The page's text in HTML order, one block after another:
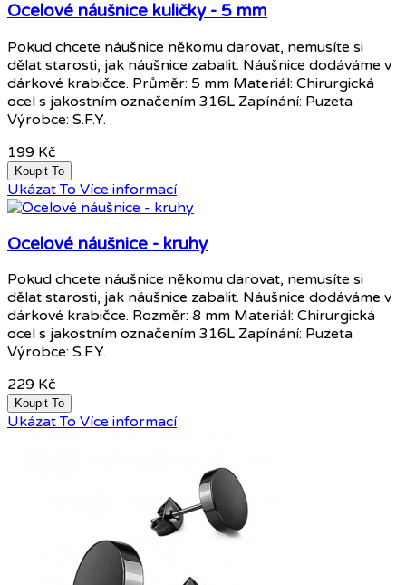
Ocelové náušnice kuličky - 5 mm
Pokud chcete náušnice někomu darovat, nemusíte si
dělat starosti, jak náušnice zabalit. Náušnice dodáváme v
dárkové krabičce. Průměr: 5 mm Materiál: Chirurgická
ocel s jakostním označením 316L Zapínání: Puzeta
Výrobce: S.F.Y.
199 Kč
Koupit To
Ukázat To Více informací
Ocelové náušnice - kruhy
Pokud chcete náušnice někomu darovat, nemusíte si
dělat starosti, jak náušnice zabalit. Náušnice dodáváme v
dárkové krabičce. Rozměr: 8 mm Materiál: Chirurgická
ocel s jakostním označením 316L Zapínání: Puzeta
Výrobce: S.F.Y.
229 Kč
Koupit To
Ukázat To Více informací